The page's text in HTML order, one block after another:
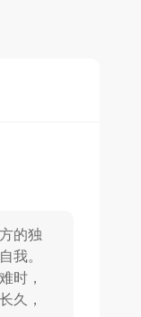
的独
我。
时，
久，